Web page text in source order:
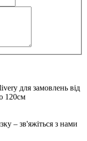
для замовлень від
120см
– зв'яжіться з нами